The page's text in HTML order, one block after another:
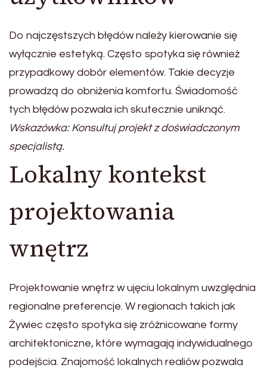
Do najczęstszych błędów należy kierowanie się
wyłącznie estetyką. Często spotyka się również
przypadkowy dobór elementów. Takie decyzje
prowadzą do obniżenia komfortu. Świadomość
tych błędów pozwala ich skutecznie uniknąć.
Wskazówka: Konsultuj projekt z doświadczonym
specjalistą.
Lokalny kontekst
projektowania
wnętrz
Projektowanie wnętrz w ujęciu lokalnym uwzględnia
regionalne preferencje. W regionach takich jak
Żywiec często spotyka się zróżnicowane formy
architektoniczne, które wymagają indywidualnego
podejścia. Znajomość lokalnych realiów pozwala